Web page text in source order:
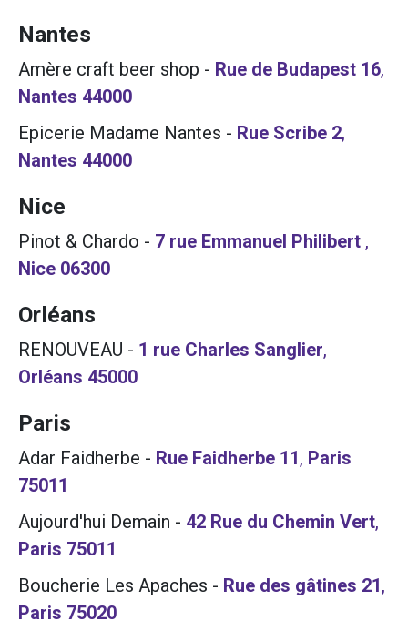
Nantes
Amère craft beer shop - Rue de Budapest 16,
Nantes 44000
Epicerie Madame Nantes - Rue Scribe 2,
Nantes 44000
Nice
Pinot & Chardo - 7 rue Emmanuel Philibert ,
Nice 06300
Orléans
RENOUVEAU - 1 rue Charles Sanglier,
Orléans 45000
Paris
Adar Faidherbe - Rue Faidherbe 11, Paris
75011
Aujourd'hui Demain - 42 Rue du Chemin Vert,
Paris 75011
Boucherie Les Apaches - Rue des gâtines 21,
Paris 75020